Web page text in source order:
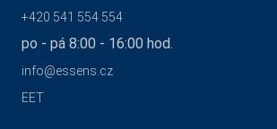
+420 541 554 554
po - pá 8:00 - 16:00 hod.
info@essens.cz
EET